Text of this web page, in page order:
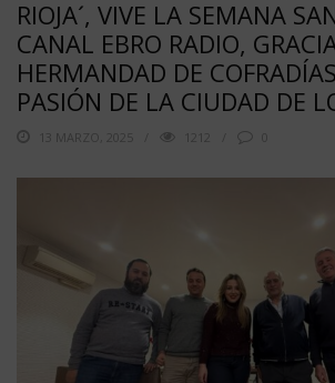
RIOJA´, VIVE LA SEMANA
CANAL EBRO RADIO,
HERMANDAD DE
PASIÓN DE LA CIUDAD DE
13 MARZO, 2025 1212